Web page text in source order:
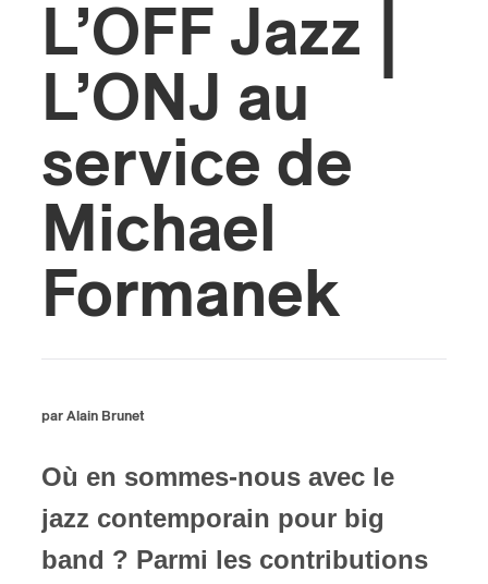
L’OFF Jazz |
L’ONJ au
service de
Michael
Formanek
par Alain Brunet
Où en sommes-nous avec le
jazz contemporain pour big
band ? Parmi les contributions